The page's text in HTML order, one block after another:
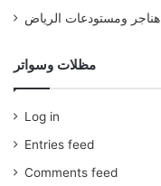
هناجر ومستودعات الرياض
مظلات وسواتر
Log in
Entries feed
Comments feed